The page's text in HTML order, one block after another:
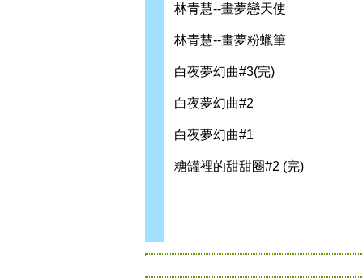
林青慧--畫夢戀天使
林青慧--畫夢粉蠟筆
白夜夢幻曲#3(完)
白夜夢幻曲#2
白夜夢幻曲#1
糖罐裡的甜甜圈#2 (完)